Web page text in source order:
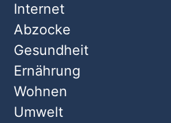
Internet
Abzocke
Gesundheit
Ernährung
Wohnen
Umwelt